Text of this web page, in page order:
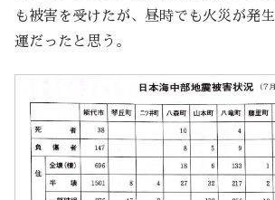
も被害を受けたが、昼時でも火災が発
運だったと思う。